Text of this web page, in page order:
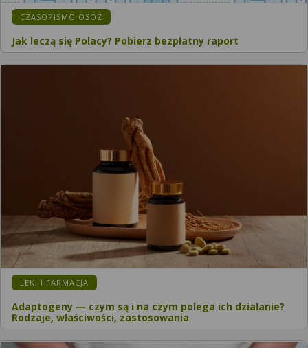
CZASOPISMO OSOZ
Jak leczą się Polacy? Pobierz bezpłatny raport
LEKI I FARMACJA
Adaptogeny — czym są i na czym polega ich działanie?
Rodzaje, właściwości, zastosowania